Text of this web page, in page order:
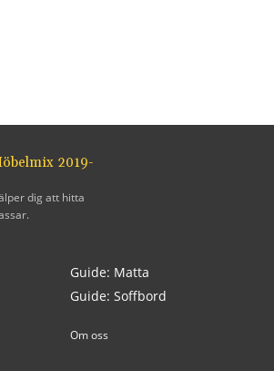
2019-
dig att hitta
Guide: Matta
Guide: Soffbord
Om oss